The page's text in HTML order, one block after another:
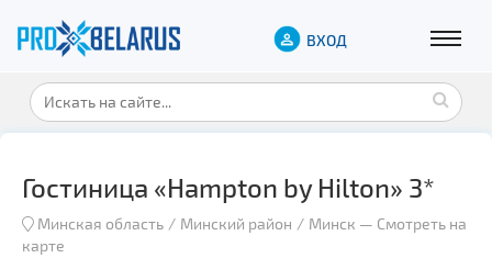
ВХОД
Гостиница «Hampton by Hilton» 3*
Минская область Минский район Минск — Смотреть на
карте